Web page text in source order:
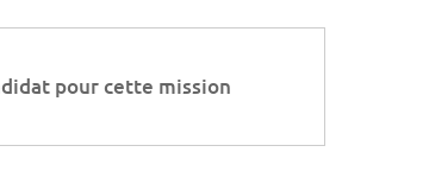
pour cette mission